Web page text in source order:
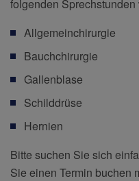
folgenden Sprechstunden
Allgemeinchirurgie
Bauchchirurgie
Gallenblase
Schilddrüse
Hernien
Bitte suchen Sie sich
Sie einen Termin buchen